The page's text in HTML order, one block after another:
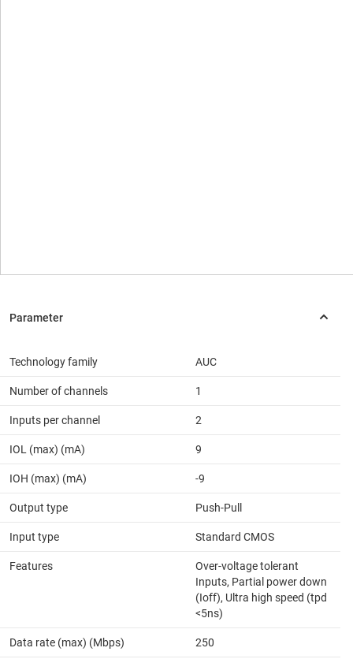
Technology family AUC
Number of channels 1
Inputs per channel 2
IOL (max) (mA) 9
IOH (max) (mA) -9
Output type Push-Pull
Input type Standard CMOS
Features
Over-voltage tolerant
Inputs, Partial power down
(Ioff), Ultra high speed (tpd
<5ns)
Data rate (max) (Mbps) 250